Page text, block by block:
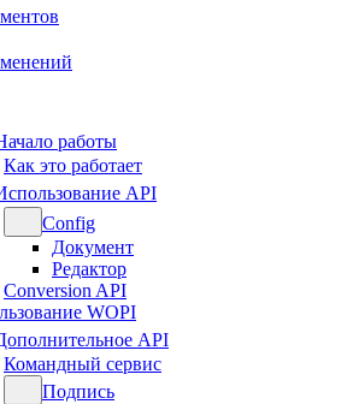
работы
Как это работает
API
Config
Документ
Редактор
Conversion API
WOPI
API
Командный сервис
Подпись